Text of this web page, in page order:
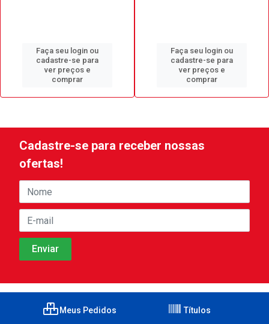
Faça seu login ou
cadastre-se para
ver preços e
comprar
Faça seu login ou
cadastre-se para
ver preços e
comprar
Cadastre-se para receber nossas
ofertas!
Meus Pedidos Títulos